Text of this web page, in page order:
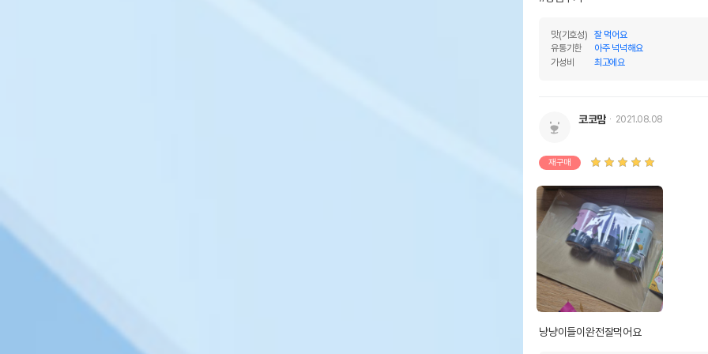
맛(기호성)
잘 먹어요
유통기한
아주 넉넉해요
가성비
최고에요
코코맘 2021.08.08
재구매
냥냥이들이완전잘먹어요